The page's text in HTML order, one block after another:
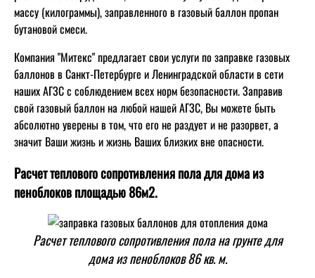
массу (килограммы), заправленного в газовый баллон пропан
бутановой смеси.
Компания "Митекс" предлагает свои услуги по заправке газовых
баллонов в Санкт-Петербурге и Ленинградской области в сети
наших АГЗС с соблюдением всех норм безопасности. Заправив
свой газовый баллон на любой нашей АГЗС, Вы можете быть
абсолютно уверены в том, что его не раздует и не разорвет, а
значит Ваши жизнь и жизнь Ваших близких вне опасности.
Расчет теплового сопротивления пола для дома из
пеноблоков площадью 86м2.
Расчет теплового сопротивления пола на грунте для
дома из пеноблоков 86 кв. м.